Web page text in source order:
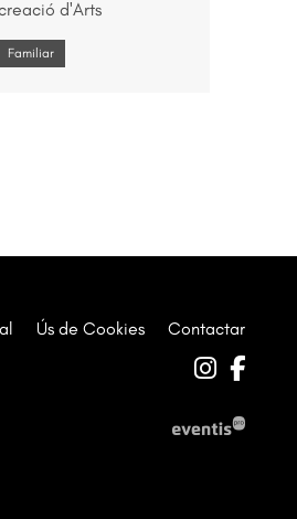
d'Arts
Familiar
Ús de Cookies Contactar
Link a
Link